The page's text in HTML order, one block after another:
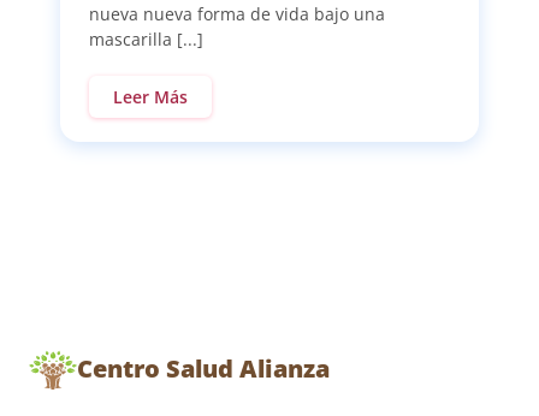
nueva nueva forma de vida bajo una
mascarilla [...]
Leer Más
Centro Salud Alianza